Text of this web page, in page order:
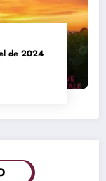
de 2024